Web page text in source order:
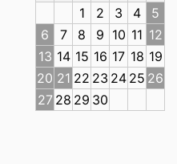
1
2 3 4
5
6
7 8 9 10 11 12
13 14 15 16 17 18 19
20 21 22 23 24 25 26
27 28 29 30